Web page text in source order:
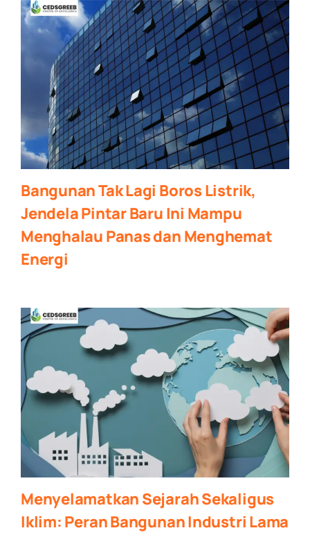
Bangunan Tak Lagi Boros Listrik,
Jendela Pintar Baru Ini Mampu
Menghalau Panas dan Menghemat
Energi
Menyelamatkan Sejarah Sekaligus
Iklim: Peran Bangunan Industri Lama